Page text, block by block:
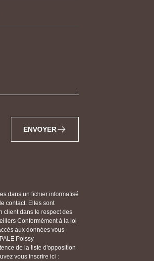
ENVOYER
dans un fichier informatisé
contact. Elles sont
client dans le respect des
Conformément à la loi
aux données vous
Poissy
de la liste d'opposition
vous inscrire ici :